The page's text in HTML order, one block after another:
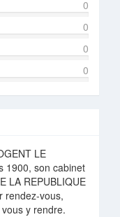
0
0
0
0
LE
1900, son cabinet
LA REPUBLIQUE
rendez-vous,
y rendre.